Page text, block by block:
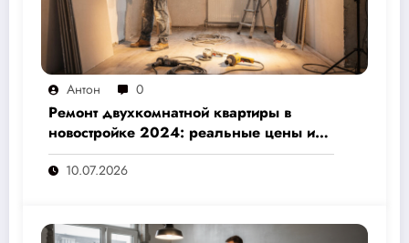
Антон 0
Ремонт двухкомнатной квартиры в
новостройке 2024: реальные цены и
скрытые расходы, которые вам не
назовут подрядчики
10.07.2026